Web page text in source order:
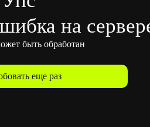
на
быть обработан
еще раз